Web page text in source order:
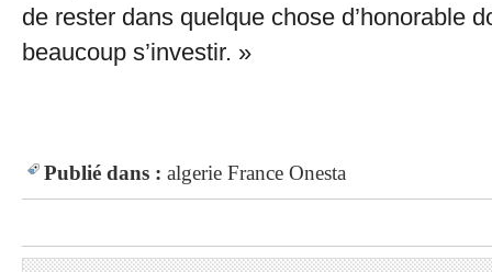
de rester dans quelque chose d’honorable
beaucoup s’investir. »
Publié dans : algerie France Onesta